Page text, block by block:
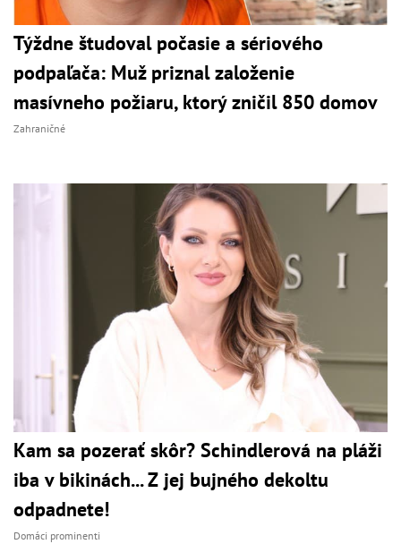
Týždne študoval počasie a sériového
podpaľača: Muž priznal založenie
masívneho požiaru, ktorý zničil 850 domov
Zahraničné
Kam sa pozerať skôr? Schindlerová na pláži
iba v bikinách... Z jej bujného dekoltu
odpadnete!
Domáci prominenti